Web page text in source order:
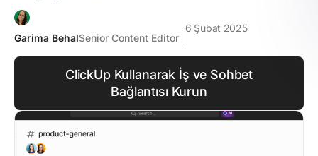
Garima BehalSenior Content Editor
6 Şubat 2025
ClickUp Kullanarak İş ve Sohbet
Bağlantısı Kurun